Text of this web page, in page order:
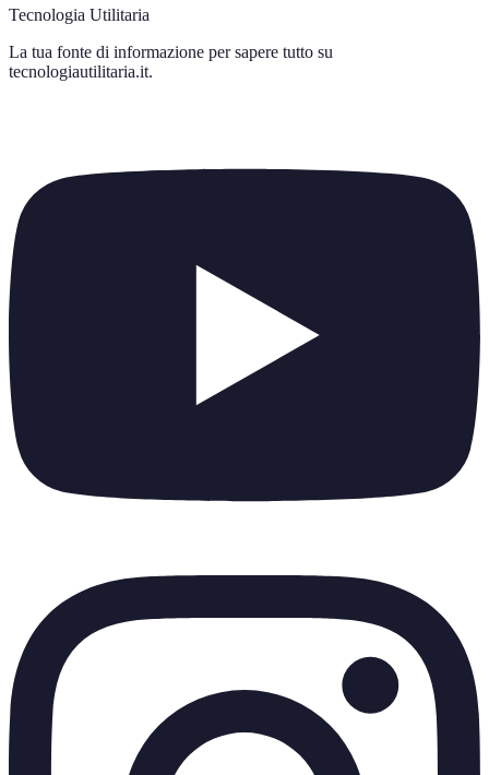
Tecnologia Utilitaria
La tua fonte di informazione per sapere tutto su
tecnologiautilitaria.it.